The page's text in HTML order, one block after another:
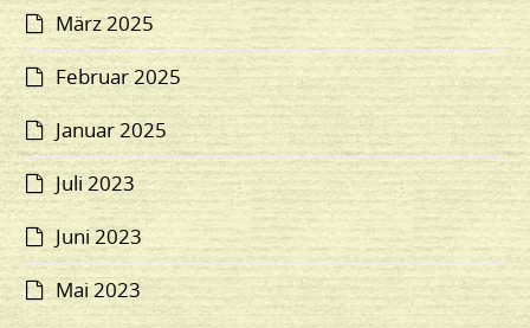
März 2025
Februar 2025
Januar 2025
Juli 2023
Juni 2023
Mai 2023